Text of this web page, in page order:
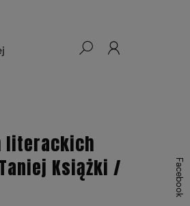
literackich
Książki /
Facebook